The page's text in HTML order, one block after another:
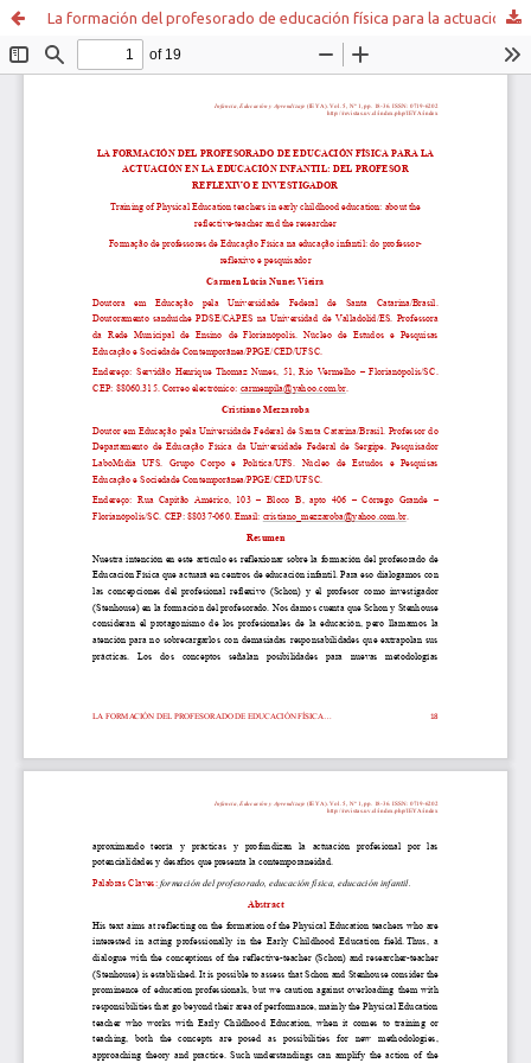
La formación del profesorado de educación física para la actuación en la educación infantil: del profesor reflexivo e investigador